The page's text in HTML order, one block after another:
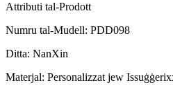
Attributi tal-Prodott
Numru tal-Mudell: PDD098
Ditta: NanXin
Materjal: Personalizzat jew